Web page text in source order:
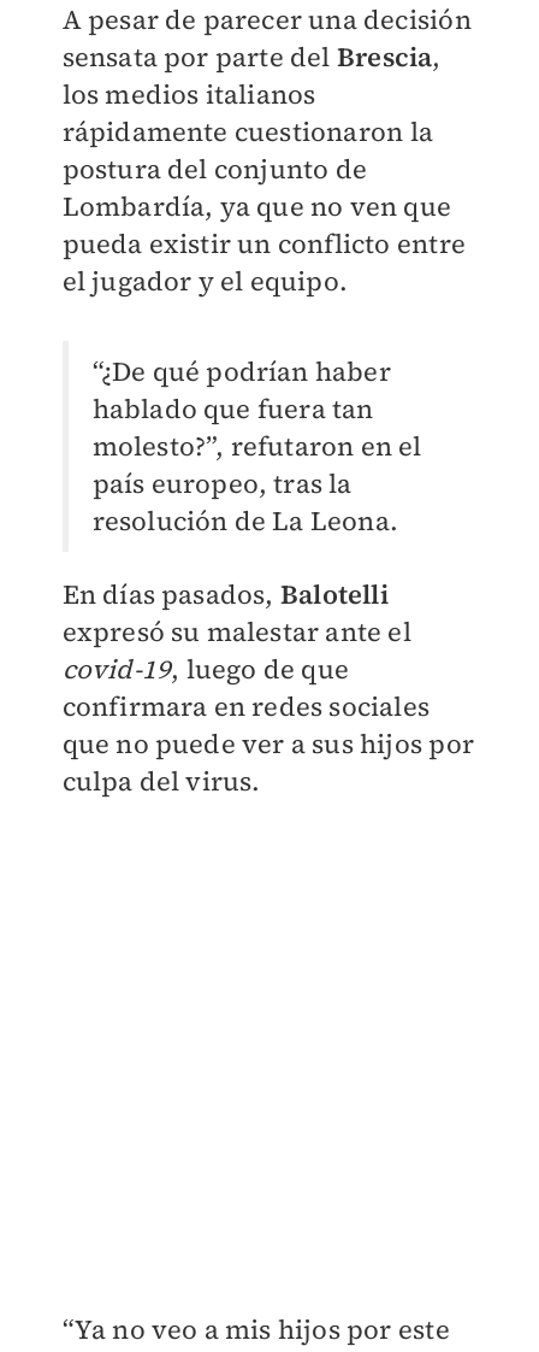
A pesar de parecer una decisión
sensata por parte del Brescia,
los medios italianos
rápidamente cuestionaron la
postura del conjunto de
Lombardía, ya que no ven que
pueda existir un conflicto entre
el jugador y el equipo.
“¿De qué podrían haber
hablado que fuera tan
molesto?”, refutaron en el
país europeo, tras la
resolución de La Leona.
En días pasados, Balotelli
expresó su malestar ante el
covid-19, luego de que
confirmara en redes sociales
que no puede ver a sus hijos por
culpa del virus.
“Ya no veo a mis hijos por este